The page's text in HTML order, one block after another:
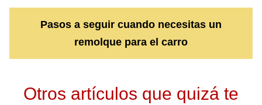
Pasos a seguir cuando necesitas un
remolque para el carro
Otros artículos que quizá te